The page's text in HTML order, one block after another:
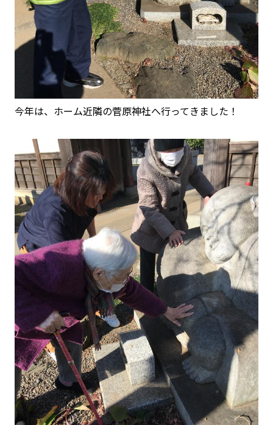
今年は、ホーム近隣の菅原神社へ行ってきました！